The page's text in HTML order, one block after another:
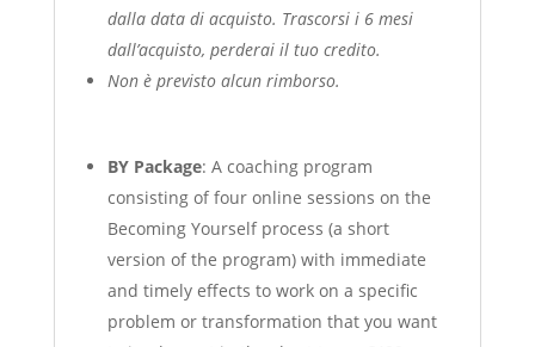
dalla data di acquisto. Trascorsi i 6 mesi
dall’acquisto, perderai il tuo credito.
Non è previsto alcun rimborso.
BY Package: A coaching program
consisting of four online sessions on the
Becoming Yourself process (a short
version of the program) with immediate
and timely effects to work on a specific
problem or transformation that you want